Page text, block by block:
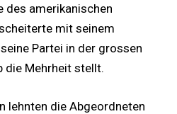
des amerikanischen
mit seinem
Partei in der grossen
die Mehrheit stellt.
lehnten die Abgeordneten